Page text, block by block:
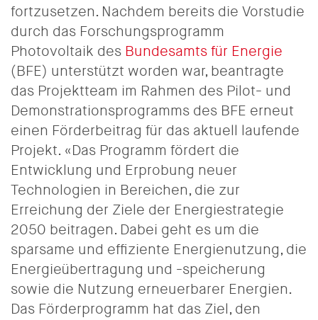
fortzusetzen. Nachdem bereits die Vorstudie
durch das Forschungsprogramm
Photovoltaik des Bundesamts für Energie
(BFE) unterstützt worden war, beantragte
das Projektteam im Rahmen des Pilot- und
Demonstrationsprogramms des BFE erneut
einen Förderbeitrag für das aktuell laufende
Projekt. «Das Programm fördert die
Entwicklung und Erprobung neuer
Technologien in Bereichen, die zur
Erreichung der Ziele der Energiestrategie
2050 beitragen. Dabei geht es um die
sparsame und effiziente Energienutzung, die
Energieübertragung und -speicherung
sowie die Nutzung erneuerbarer Energien.
Das Förderprogramm hat das Ziel, den